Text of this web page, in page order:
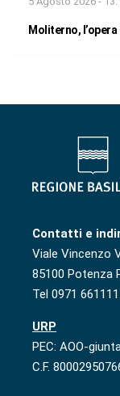
Moliterno,
Contatti e
Viale Vincenzo
85100 Potenza
Tel 0971 661111
URP
PEC: AOO-
C.F.